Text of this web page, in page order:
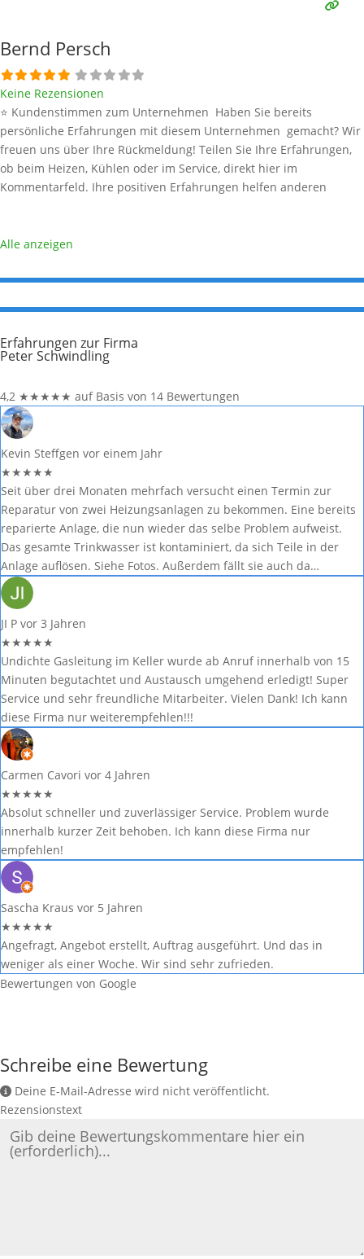
Bernd Persch
Keine Rezensionen
⭐ Kundenstimmen zum Unternehmen Haben Sie bereits
persönliche Erfahrungen mit diesem Unternehmen gemacht? Wir
freuen uns über Ihre Rückmeldung! Teilen Sie Ihre Erfahrungen,
ob beim Heizen, Kühlen oder im Service, direkt hier im
Kommentarfeld. Ihre positiven Erfahrungen helfen anderen
und bleibenWeiterlesen …
Alle anzeigen
Erfahrungen zur Firma
Peter Schwindling
4,2 ★★★★★ auf Basis von 14 Bewertungen
Kevin Steffgen vor einem Jahr
★★★★★
Seit über drei Monaten mehrfach versucht einen Termin zur
Reparatur von zwei Heizungsanlagen zu bekommen. Eine bereits
reparierte Anlage, die nun wieder das selbe Problem aufweist.
Das gesamte Trinkwasser ist kontaminiert, da sich Teile in der
Anlage auflösen. Siehe Fotos. Außerdem fällt sie auch da…
JI P vor 3 Jahren
★★★★★
Undichte Gasleitung im Keller wurde ab Anruf innerhalb von 15
Minuten begutachtet und Austausch umgehend erledigt! Super
Service und sehr freundliche Mitarbeiter. Vielen Dank! Ich kann
diese Firma nur weiterempfehlen!!!
Carmen Cavori vor 4 Jahren
★★★★★
Absolut schneller und zuverlässiger Service. Problem wurde
innerhalb kurzer Zeit behoben. Ich kann diese Firma nur
empfehlen!
Sascha Kraus vor 5 Jahren
★★★★★
Angefragt, Angebot erstellt, Auftrag ausgeführt. Und das in
weniger als einer Woche. Wir sind sehr zufrieden.
Bewertungen von Google
Schreibe eine Bewertung
Deine E-Mail-Adresse wird nicht veröffentlicht.
Rezensionstext